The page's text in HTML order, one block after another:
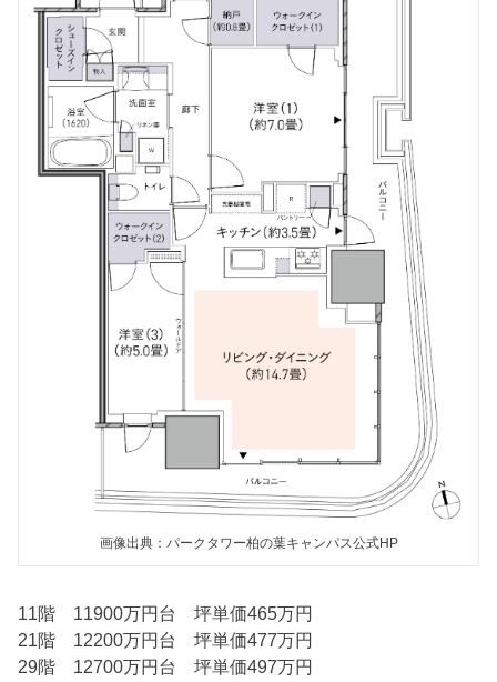
画像出典：パークタワー柏の葉キャンパス公式HP
11階 11900万円台 坪単価465万円
21階 12200万円台 坪単価477万円
29階 12700万円台 坪単価497万円